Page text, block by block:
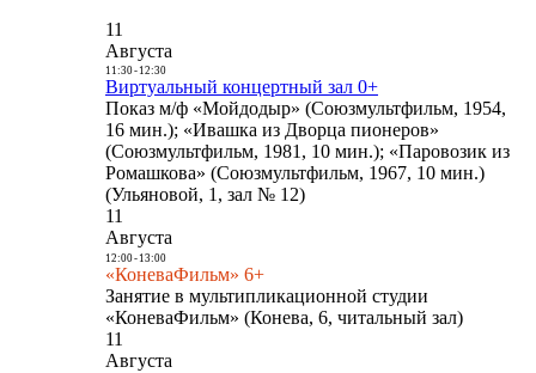
11
Августа
11:30- 12:30
Виртуальный концертный зал 0+
Показ м/ф «Мойдодыр» (Союзмультфильм, 1954,
16 мин.); «Ивашка из Дворца пионеров»
(Союзмультфильм, 1981, 10 мин.); «Паровозик из
Ромашкова» (Союзмультфильм, 1967, 10 мин.)
(Ульяновой, 1, зал № 12)
11
Августа
12:00- 13:00
«КоневаФильм» 6+
Занятие в мультипликационной студии
«КоневаФильм» (Конева, 6, читальный зал)
11
Августа